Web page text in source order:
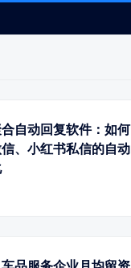
自动回复软件：如何
、小红书私信的自动